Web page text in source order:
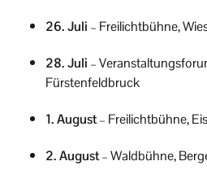
26. Juli – Freilichtbühne,
28. Juli –
Fürstenfeldbruck
1. August– Freilichtbühne,
2. August– Waldbühne,